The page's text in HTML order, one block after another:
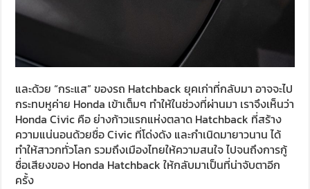
และด้วย “กระแส” ของรถ Hatchback ยุคเก่าที่กลับมา อาจจะไป
กระทบหูค่าย Honda เข้าเต็มๆ ทำให้ในช่วงที่ผ่านมา เราจึงเห็นว่า
Honda Civic คือ ย่างก้าวแรกแห่งตลาด Hatchback ที่สร้าง
ความแน่นอนด้วยชื่อ Civic ที่โด่งดัง และกำเนิดมายาวนาน ได้
ทำให้สาวกทั่วโลก รวมถึงเมืองไทยให้ความสนใจ ไปจนถึงการกู้
ชื่อเสียงของ Honda Hatchback ให้กลับมาเป็นที่น่าจับตาอีก
ครั้ง